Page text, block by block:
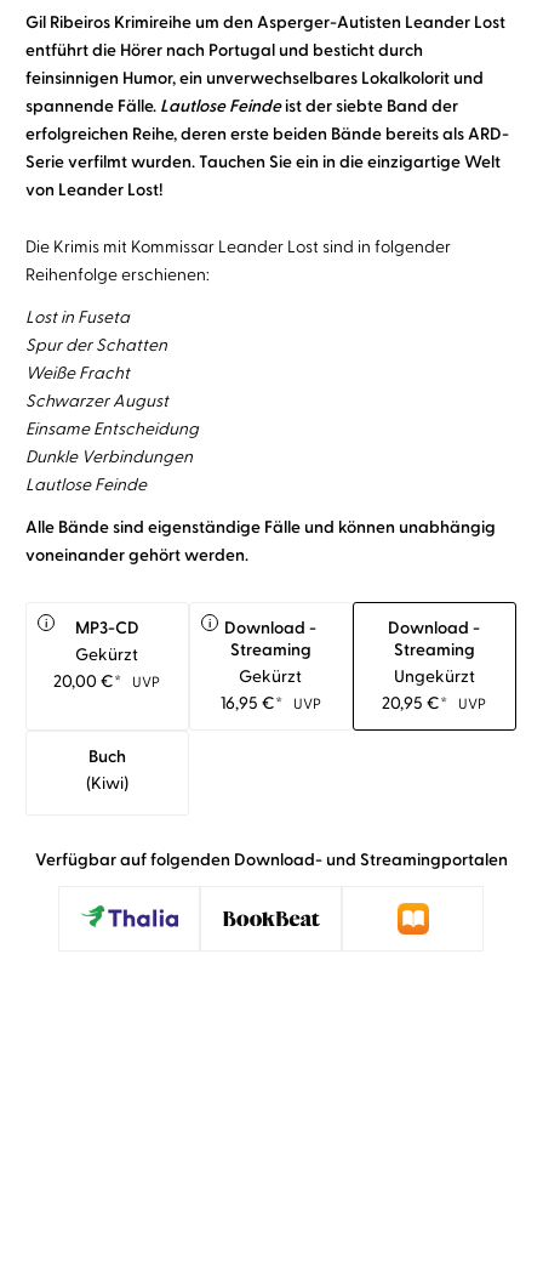
Gil Ribeiros Krimireihe um den Asperger-Autisten Leander Lost
entführt die Hörer nach Portugal und besticht durch
feinsinnigen Humor, ein unverwechselbares Lokalkolorit und
spannende Fälle. Lautlose Feindeist der siebte Band der
erfolgreichen Reihe, deren erste beiden Bände bereits als ARD-
Serie verfilmt wurden. Tauchen Sie ein in die einzigartige Welt
von Leander Lost!
Die Krimis mit Kommissar Leander Lost sind in folgender
Reihenfolge erschienen:
Lost in Fuseta
Spur der Schatten
Weiße Fracht
Schwarzer August
Einsame Entscheidung
Dunkle Verbindungen
Lautlose Feinde
Alle Bände sind eigenständige Fälle und können unabhängig
voneinander gehört werden.
i
MP3-CD
Gekürzt
20,00€* UVP
i
Download -
Streaming
Gekürzt
16,95 €* UVP
Download -
Streaming
Ungekürzt
20,95€* UVP
Buch
(kiwi)
Verfügbar auf folgenden Download- und Streamingportalen